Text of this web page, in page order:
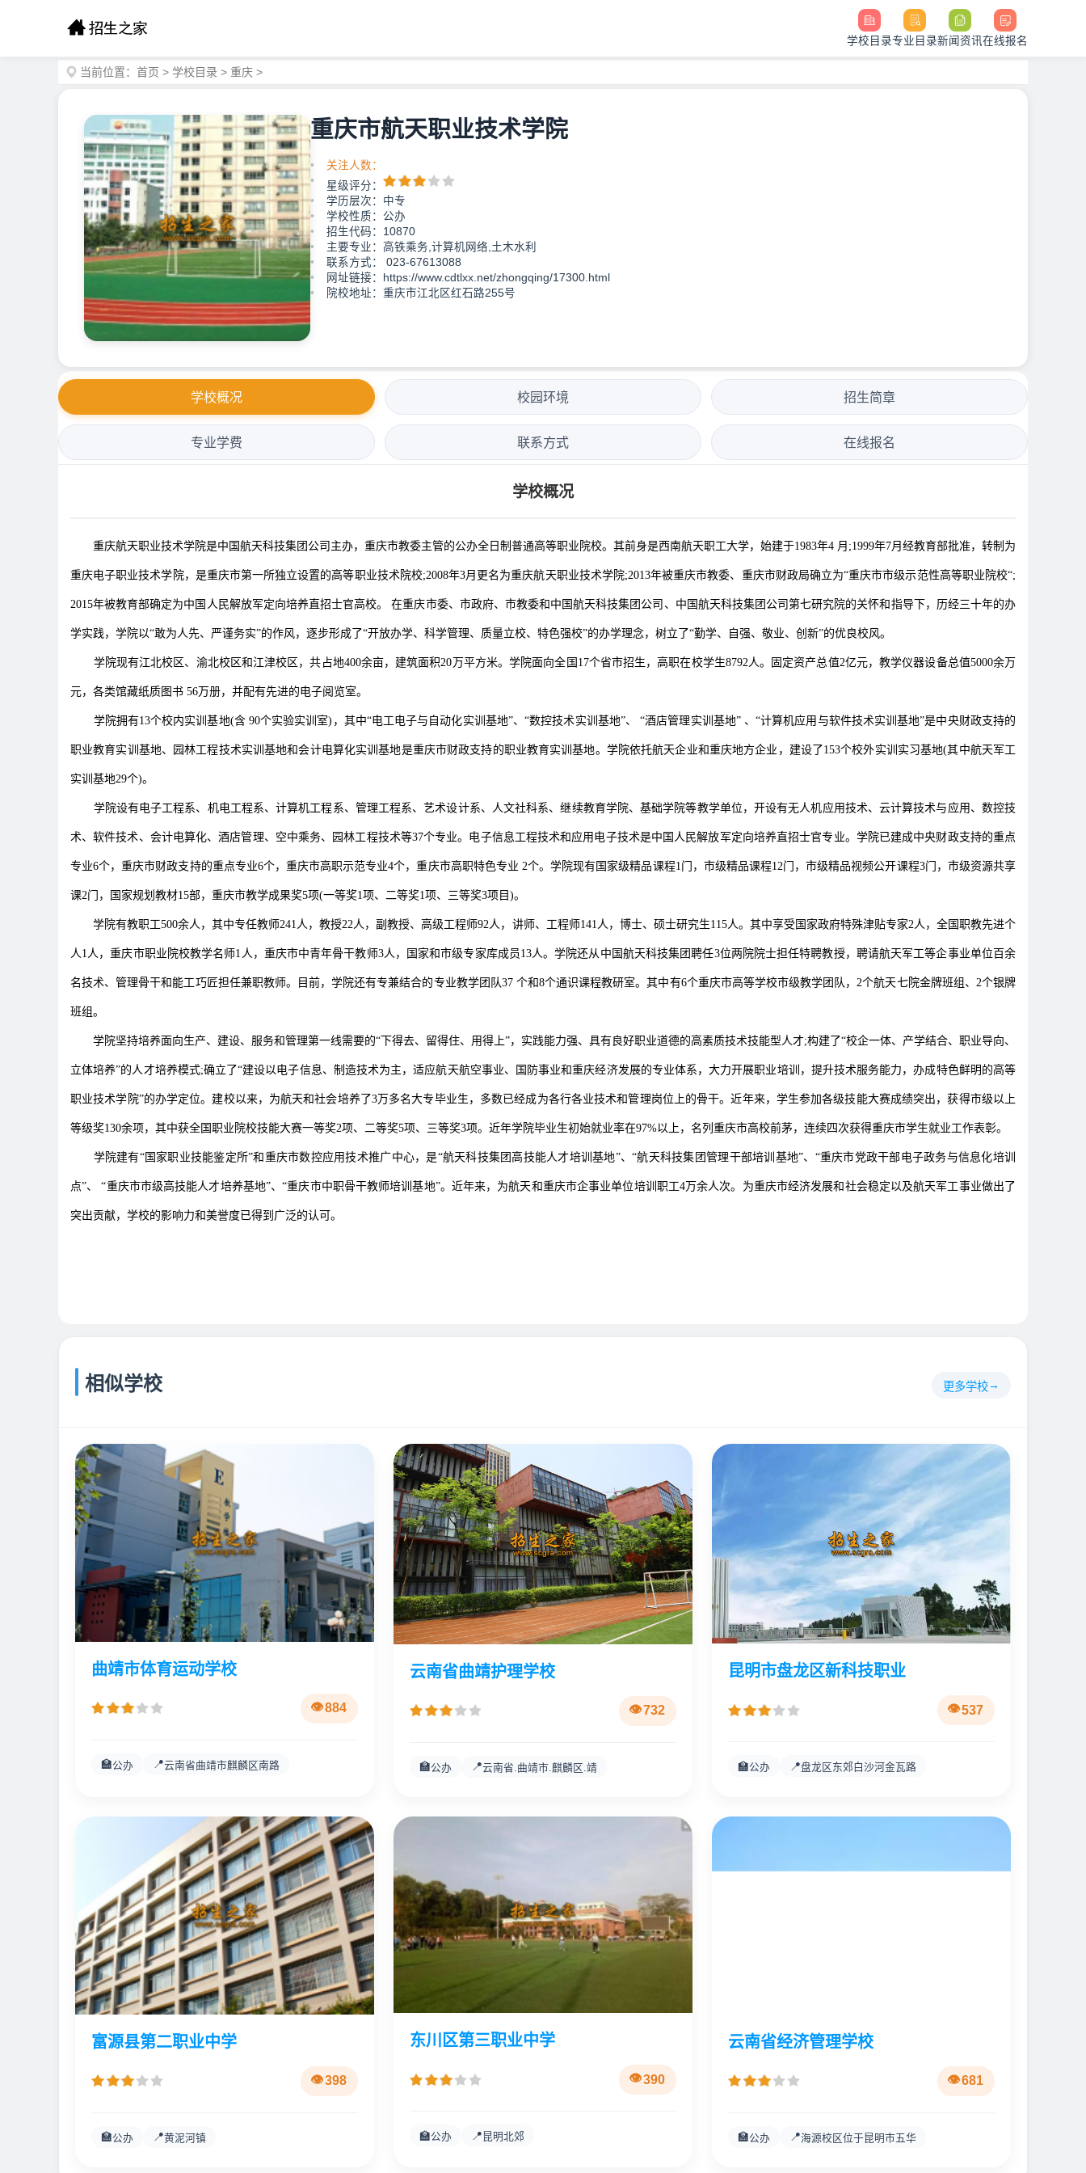
学校目录专业目录新闻资讯在线报名
当前位置： 首页 > 学校目录 > 重庆 >
重庆市航天职业技术学院
关注人数：
星级评分：
学历层次：中专
学校性质：公办
招生代码：10870
主要专业：高铁乘务,计算机网络,土木水利
联系方式： 023-67613088
网址链接：https://www.cdtlxx.net/zhongqing/17300.html
院校地址：重庆市江北区红石路255号
学校概况 校园环境 招生简章
专业学费 联系方式 在线报名
学校概况
重庆航天职业技术学院是中国航天科技集团公司主办，重庆市教委主管的公办全日制普通高等职业院校。其前身是西南航天职工大学，始建于1983年4 月;1999年7月经教育部批准，转制为
重庆电子职业技术学院，是重庆市第一所独立设置的高等职业技术院校;2008年3月更名为重庆航天职业技术学院;2013年被重庆市教委、重庆市财政局确立为“重庆市市级示范性高等职业院校“;
2015年被教育部确定为中国人民解放军定向培养直招士官高校。 在重庆市委、市政府、市教委和中国航天科技集团公司、中国航天科技集团公司第七研究院的关怀和指导下，历经三十年的办
学实践，学院以“敢为人先、严谨务实”的作风，逐步形成了“开放办学、科学管理、质量立校、特色强校”的办学理念，树立了“勤学、自强、敬业、创新”的优良校风。
学院现有江北校区、渝北校区和江津校区，共占地400余亩，建筑面积20万平方米。学院面向全国17个省市招生，高职在校学生8792人。固定资产总值2亿元，教学仪器设备总值5000余万
元，各类馆藏纸质图书 56万册，并配有先进的电子阅览室。
学院拥有13个校内实训基地(含 90个实验实训室)，其中“电工电子与自动化实训基地”、“数控技术实训基地”、 “酒店管理实训基地” 、“计算机应用与软件技术实训基地”是中央财政支持的
职业教育实训基地、园林工程技术实训基地和会计电算化实训基地是重庆市财政支持的职业教育实训基地。学院依托航天企业和重庆地方企业，建设了153个校外实训实习基地(其中航天军工
实训基地29个)。
学院设有电子工程系、机电工程系、计算机工程系、管理工程系、艺术设计系、人文社科系、继续教育学院、基础学院等教学单位，开设有无人机应用技术、云计算技术与应用、数控技
术、软件技术、会计电算化、酒店管理、空中乘务、园林工程技术等37个专业。电子信息工程技术和应用电子技术是中国人民解放军定向培养直招士官专业。学院已建成中央财政支持的重点
专业6个，重庆市财政支持的重点专业6个，重庆市高职示范专业4个，重庆市高职特色专业 2个。学院现有国家级精品课程1门，市级精品课程12门，市级精品视频公开课程3门，市级资源共享
课2门，国家规划教材15部，重庆市教学成果奖5项(一等奖1项、二等奖1项、三等奖3项目)。
学院有教职工500余人，其中专任教师241人，教授22人，副教授、高级工程师92人，讲师、工程师141人，博士、硕士研究生115人。其中享受国家政府特殊津贴专家2人，全国职教先进个
人1人，重庆市职业院校教学名师1人，重庆市中青年骨干教师3人，国家和市级专家库成员13人。学院还从中国航天科技集团聘任3位两院院士担任特聘教授，聘请航天军工等企事业单位百余
名技术、管理骨干和能工巧匠担任兼职教师。目前，学院还有专兼结合的专业教学团队37 个和8个通识课程教研室。其中有6个重庆市高等学校市级教学团队，2个航天七院金牌班组、2个银牌
班组。
学院坚持培养面向生产、建设、服务和管理第一线需要的“下得去、留得住、用得上”，实践能力强、具有良好职业道德的高素质技术技能型人才;构建了“校企一体、产学结合、职业导向、
立体培养”的人才培养模式;确立了“建设以电子信息、制造技术为主，适应航天航空事业、国防事业和重庆经济发展的专业体系，大力开展职业培训，提升技术服务能力，办成特色鲜明的高等
职业技术学院”的办学定位。建校以来，为航天和社会培养了3万多名大专毕业生，多数已经成为各行各业技术和管理岗位上的骨干。近年来，学生参加各级技能大赛成绩突出，获得市级以上
等级奖130余项，其中获全国职业院校技能大赛一等奖2项、二等奖5项、三等奖3项。近年学院毕业生初始就业率在97%以上，名列重庆市高校前茅，连续四次获得重庆市学生就业工作表彰。
学院建有“国家职业技能鉴定所”和重庆市数控应用技术推广中心，是“航天科技集团高技能人才培训基地”、“航天科技集团管理干部培训基地”、“重庆市党政干部电子政务与信息化培训
点”、 “重庆市市级高技能人才培养基地”、“重庆市中职骨干教师培训基地”。近年来，为航天和重庆市企事业单位培训职工4万余人次。为重庆市经济发展和社会稳定以及航天军工事业做出了
突出贡献，学校的影响力和美誉度已得到广泛的认可。
相似学校 更多学校
曲靖市体育运动学校
884
🏫公办 📍云南省曲靖市麒麟区南路
云南省曲靖护理学校
732
🏫公办 📍云南省.曲靖市.麒麟区.靖
昆明市盘龙区新科技职业
537
🏫公办 📍盘龙区东郊白沙河金瓦路
富源县第二职业中学
398
🏫公办 📍黄泥河镇
东川区第三职业中学
390
🏫公办 📍昆明北郊
云南省经济管理学校
681
🏫公办 📍海源校区位于昆明市五华